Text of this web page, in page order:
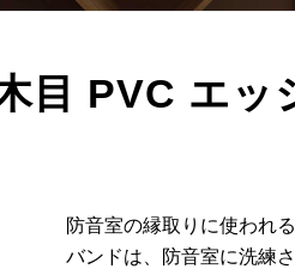
目 PVC エッ
防音室の縁取りに使われ
バンドは、防音室に洗練